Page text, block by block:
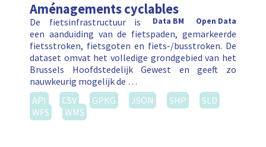
Aménagements cyclables
Open Data
Data BM
De fietsinfrastructuur is
een aanduiding van de fietspaden, gemarkeerde
fietsstroken, fietsgoten en fiets-/busstroken. De
dataset omvat het volledige grondgebied van het
Brussels Hoofdstedelijk Gewest en geeft zo
nauwkeurig mogelijk de …
API
CSV GPKG JSON SHP
SLD
WFS
WMS